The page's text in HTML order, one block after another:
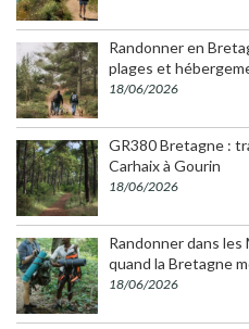
Randonner en
plages et
18/06/2026
GR380 Bretagne :
Carhaix à Gourin
18/06/2026
Randonner dans les
quand la Bretagne
18/06/2026